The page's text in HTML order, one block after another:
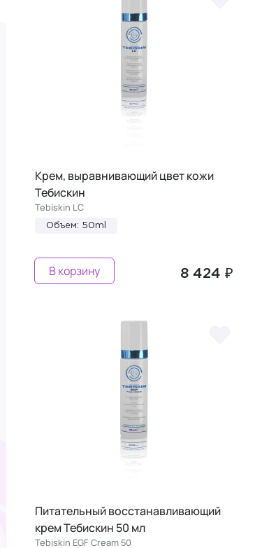
Крем, выравнивающий цвет кожи
Тебискин
Tebiskin LC
Объем: 50ml
8 424 ₽
В корзину
Питательный восстанавливающий
крем Тебискин 50 мл
Tebiskin EGF Cream 50